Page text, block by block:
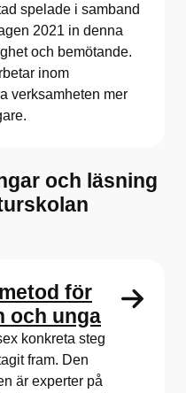
spelade i samband
2021 in denna
och bemötande.
inom
verksamheten mer
och läsning
för
och unga
konkreta steg
fram. Den
är experter på